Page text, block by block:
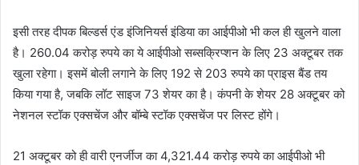
इसी तरह दीपक बिल्डर्स एंड इंजिनियर्स इंडिया का आईपीओ भी कल ही खुलने वाला
है। 260.04 करोड़ रुपये का ये आईपीओ सब्सक्रिप्शन के लिए 23 अक्टूबर तक
खुला रहेगा। इसमें बोली लगाने के लिए 192 से 203 रुपये का प्राइस बैंड तय
किया गया है, जबकि लॉट साइज 73 शेयर का है। कंपनी के शेयर 28 अक्टूबर को
नेशनल स्टॉक एक्सचेंज और बॉम्बे स्टॉक एक्सचेंज पर लिस्ट होंगे।
21 अक्टूबर को ही वारी एनर्जीज का 4,321.44 करोड़ रुपये का आईपीओ भी